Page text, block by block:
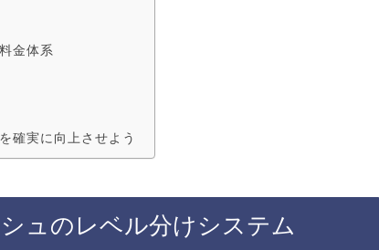
金体系
確実に向上させよう
ュのレベル分けシステム